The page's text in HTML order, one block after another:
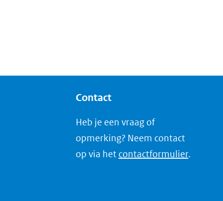
Contact
Heb je een vraag of
opmerking? Neem contact
op via het contactformulier.